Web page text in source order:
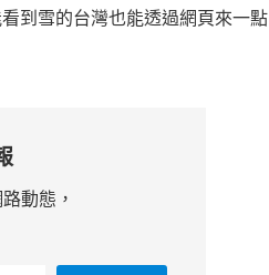
到雪的台灣也能透過網頁來一點
動態，